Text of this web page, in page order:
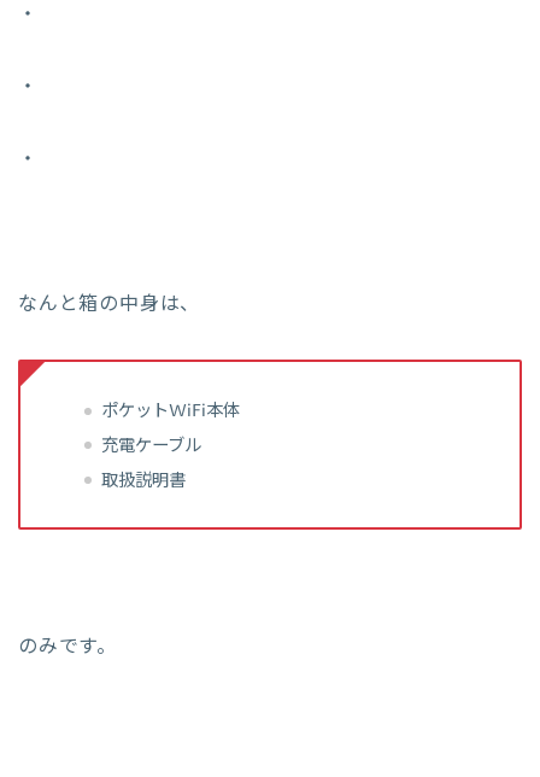
・
・
・
なんと箱の中身は、
ポケットWiFi本体
充電ケーブル
取扱説明書
のみです。